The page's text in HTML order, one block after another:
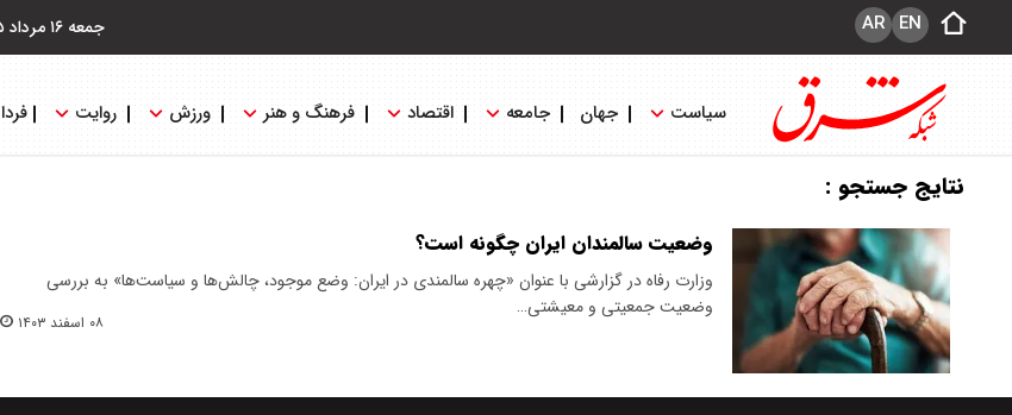
جمعه ۱۶ مرداد ۱۴۰۵ EN
AR
سیاست جهان جامعه اقتصاد فرهنگ و هنر ورزش روایت فردا
نتایج جستجو :
وضعیت سالمندان ایران چگونه است؟
وزارت رفاه در گزارشی با عنوان «چهره سالمندی در ایران: وضع موجود، چالش‌ها و سیاست‌ها» به بررسی
وضعیت جمعیتی و معیشتی…
۰۸ اسفند ۱۴۰۳